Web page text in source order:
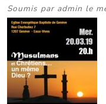
Soumis par admin le